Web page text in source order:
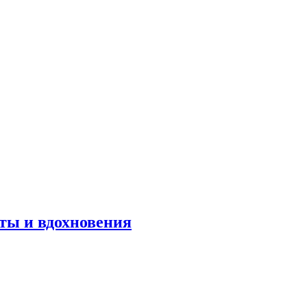
и вдохновения